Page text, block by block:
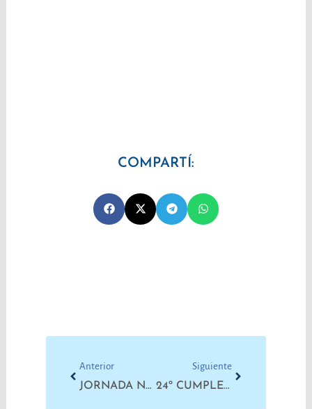
COMPARTÍ:
Anterior
JORNADA NACIONAL | ¡PAREN EL FUEGO YA!
Siguiente
24º CUMPLE CARNAVAL DE POCHO